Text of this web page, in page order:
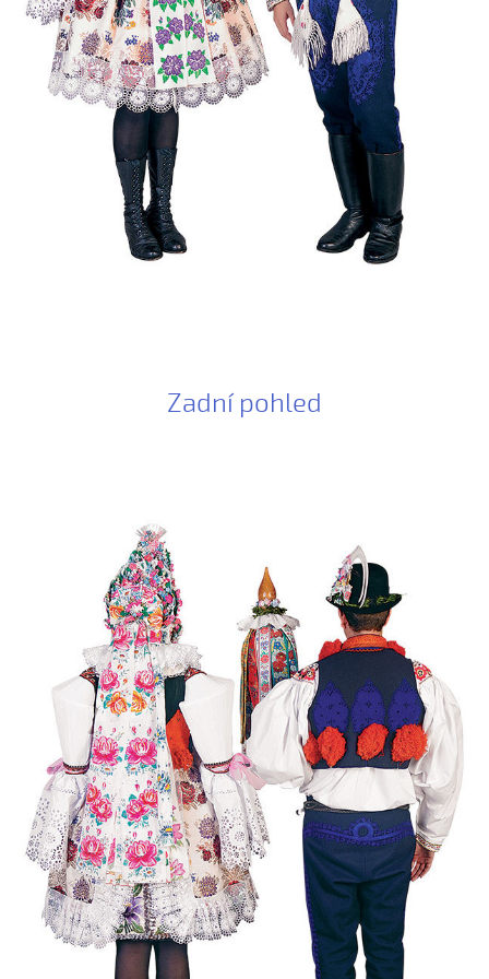
Boršičtí mládenci (Kateřina Šmídová, 2009)
Černé oči, černé
Červená růžičko (Petra Obdržálková, 2010)
Červené jablúčko...
Červené jabučko (Klára Elsnerová, 2008)
Chodí kňaz po dvore (Martin Pěcha, 2006)
Chodí kňaz po dvore (Patrik Matušina, 2008)
Chodila...
Chodily dvě panny (Iveta Janíková, 2008)
Chovaly ně maměnka (Tereza Hůsková, 2004)
Čí sú to husy na tej vodě
Čí to husičky na tej vodě (Štěpánka Králová, 2004)
Čí to lúčka nekosená...
Čí že sú to koně ve dvoře (David Hofman, 2004)
Čí že sú to koně, žádný s nima neore (Martin Pěcha,
2004)
Cigáné, cigáné (Anna Maňásková, 2005)
Čja, že je to hen ta scena (Martina Holíková, 2005)
Co sa stalo na Stráni pri bráně (Alena Mimochodková,
2005)
Daj ně, Bože, synka...
Daj ně, Bože, vědět (Lucie Rybnikářová, 2009)
Daj, Pán Bůh, deštíčka (Marek Pavlica, 2010)
Dívča, dívča...
Zadní pohled